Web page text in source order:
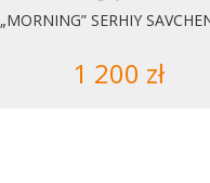
„MORNING” SERHIY
1 200 zł